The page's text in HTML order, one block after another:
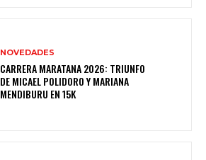
NOVEDADES
CARRERA MARATANA 2026: TRIUNFO
DE MICAEL POLIDORO Y MARIANA
MENDIBURU EN 15K